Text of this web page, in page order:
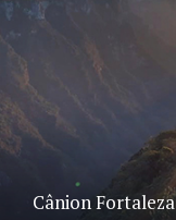
Cânion Fortaleza